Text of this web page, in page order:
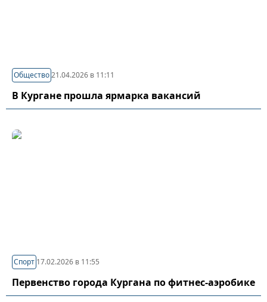
Общество21.04.2026 в 11:11
В Кургане прошла ярмарка вакансий
Спорт 17.02.2026 в 11:55
Первенство города Кургана по фитнес-аэробике